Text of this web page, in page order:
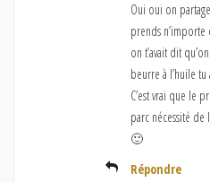
Oui oui on
prends
on t’avait dit
beurre à l’huile
C’est vrai que le
parc nécessité
🙂
Répondre